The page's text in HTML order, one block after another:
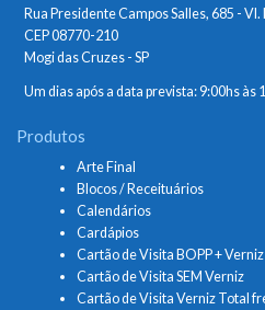
Rua Presidente Campos Salles, 685 - Vl.
CEP 08770-210
Mogi das Cruzes - SP
Um dias após a data prevista: 9:00hs às
Produtos
Arte Final
Blocos / Receituários
Calendários
Cardápios
Cartão de Visita BOPP +
Cartão de Visita SEM Verniz
Cartão de Visita Verniz Total